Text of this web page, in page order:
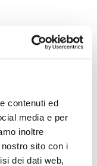
contenuti ed
media e per
inoltre
sito con i
dei dati web,
Covid e
– ha
oggi sono
nuova Tac,
risorsa per
regionale".